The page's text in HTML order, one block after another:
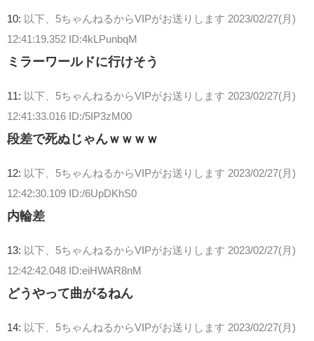
10: 以下、5ちゃんねるからVIPがお送りします 2023/02/27(月)
12:41:19.352 ID:4kLPunbqM
ミラーワールドに行けそう
11: 以下、5ちゃんねるからVIPがお送りします 2023/02/27(月)
12:41:33.016 ID:/5IP3zM00
段差で死ぬじゃんｗｗｗｗ
12: 以下、5ちゃんねるからVIPがお送りします 2023/02/27(月)
12:42:30.109 ID:/6UpDKhS0
内輪差
13: 以下、5ちゃんねるからVIPがお送りします 2023/02/27(月)
12:42:42.048 ID:eiHWAR8nM
どうやって曲がるねん
14: 以下、5ちゃんねるからVIPがお送りします 2023/02/27(月)